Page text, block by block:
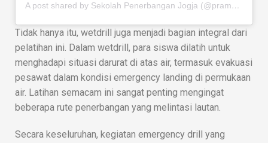
A post shared by Sekolah Penerbangan Jogja (@pramugarikeren)
Tidak hanya itu, wetdrill juga menjadi bagian integral dari
pelatihan ini. Dalam wetdrill, para siswa dilatih untuk
menghadapi situasi darurat di atas air, termasuk evakuasi
pesawat dalam kondisi emergency landing di permukaan
air. Latihan semacam ini sangat penting mengingat
beberapa rute penerbangan yang melintasi lautan.
Secara keseluruhan, kegiatan emergency drill yang